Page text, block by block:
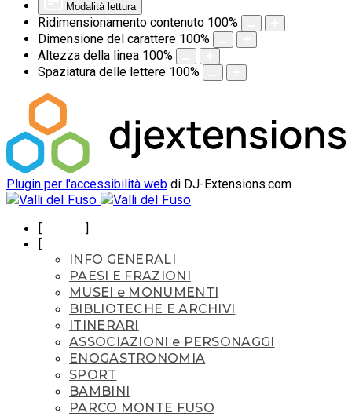
Modalità lettura
Ridimensionamento contenuto 100%
Dimensione del carattere 100%
Altezza della linea 100%
Spaziatura delle lettere 100%
Plugin per l'accessibilità web di DJ-Extensions.com
INFO GENERALI
PAESI E FRAZIONI
MUSEI e MONUMENTI
BIBLIOTECHE E ARCHIVI
ITINERARI
ASSOCIAZIONI e PERSONAGGI
ENOGASTRONOMIA
SPORT
BAMBINI
PARCO MONTE FUSO